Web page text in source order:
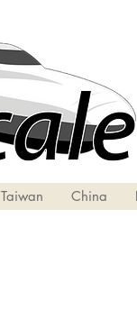
Taiwan China